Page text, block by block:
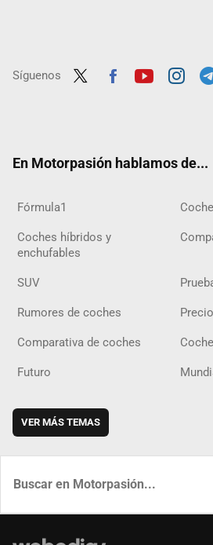
Síguenos
En Motorpasión hablamos de...
Fórmula1
Coches híbridos y
enchufables
SUV
Rumores de coches
Comparativa de coches
Futuro
VER MÁS TEMAS